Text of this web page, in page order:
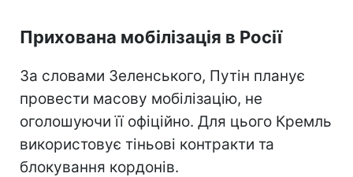
Прихована мобілізація в Росії
За словами Зеленського, Путін планує
провести масову мобілізацію, не
оголошуючи її офіційно. Для цього Кремль
використовує тіньові контракти та
блокування кордонів.